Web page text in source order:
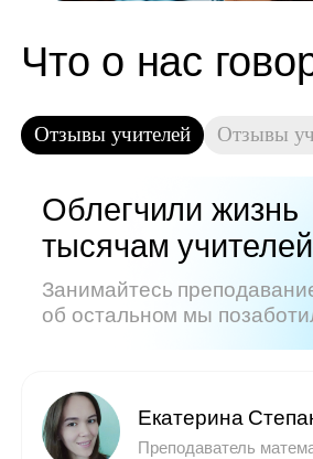
Показать все отзывы
Часто задаваемые
вопросы